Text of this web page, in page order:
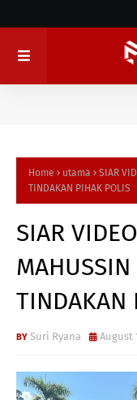
Home utama
SIAR
TINDAKAN PIHAK POLIS
SIAR
MAHUSSIN
TINDAKAN
Suri Ryana August